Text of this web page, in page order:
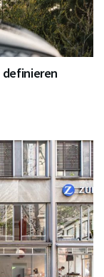
definieren